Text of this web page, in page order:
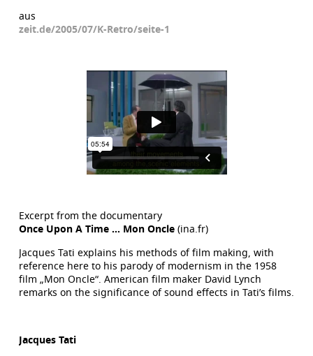
aus
zeit.de/2005/07/K-Retro/seite-1
Excerpt from the documentary
Once Upon A Time … Mon Oncle(ina.fr)
Jacques Tati explains his methods of film making, with
reference here to his parody of modernism in the 1958
film „Mon Oncle“. American film maker David Lynch
remarks on the significance of sound effects in Tati’s films.
Jacques Tati